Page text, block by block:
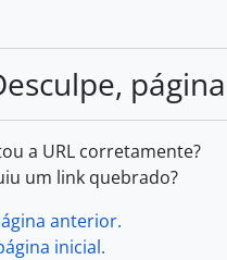
a URL corretamente?
um link quebrado?
anterior.
inicial.